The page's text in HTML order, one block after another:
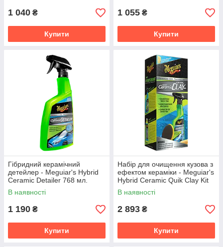
1 040 ₴
Купити
1 055 ₴
Купити
Гібридний керамічний
детейлер - Meguiar's Hybrid
Ceramic Detailer 768 мл.
(G200526)
В наявності
1 190 ₴
Купити
Набір для очищення кузова з
ефектом кераміки - Meguiar's
Hybrid Ceramic Quik Clay Kit
(G200200)
В наявності
2 893 ₴
Купити